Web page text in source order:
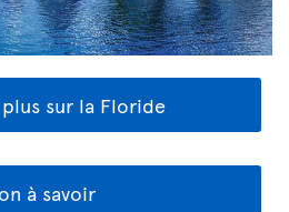
sur la Floride
à savoir